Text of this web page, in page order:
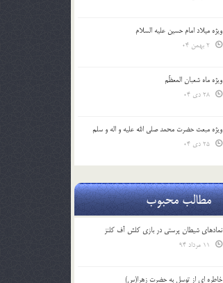
ویژه میلاد امام حسین علیه السلام
ویژه ماه شعبان المعظّم
ویژه مبعث حضرت محمد صلی الله علیه و اله و سلم
مطالب محبوب
نمادهای شیطان پرستی در بازی کلش آف کلنز
خاطره ای از توسل به حضرت زهرا(س)